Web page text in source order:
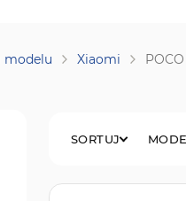
modelu Xiaomi
SORTUJ